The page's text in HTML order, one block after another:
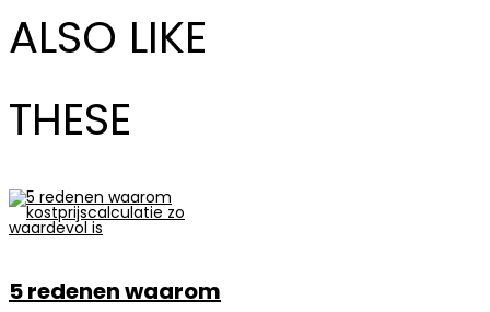
ALSO LIKE
THESE
5 redenen waarom